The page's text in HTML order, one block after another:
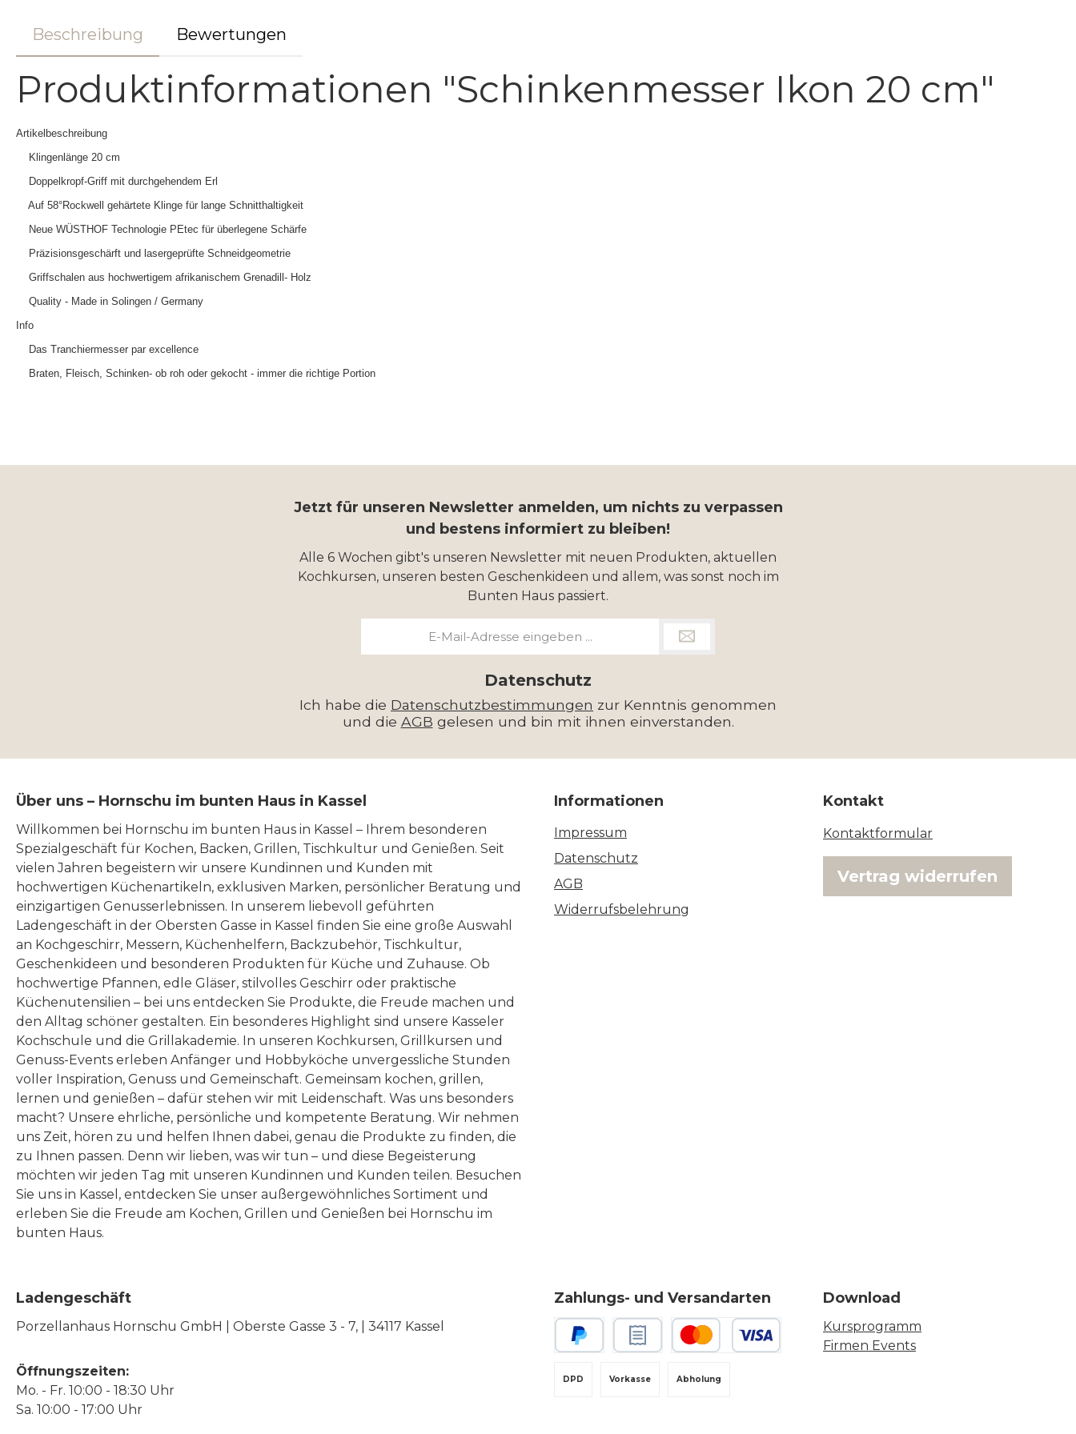
Beschreibung Bewertungen
Produktinformationen "Schinkenmesser Ikon 20 cm"
Artikelbeschreibung
Klingenlänge 20 cm
Doppelkropf-Griff mit durchgehendem Erl
Auf 58°Rockwell gehärtete Klinge für lange Schnitthaltigkeit
Neue WÜSTHOF Technologie PEtec für überlegene Schärfe
Präzisionsgeschärft und lasergeprüfte Schneidgeometrie
Griffschalen aus hochwertigem afrikanischem Grenadill- Holz
Quality - Made in Solingen / Germany
Info
Das Tranchiermesser par excellence
Braten, Fleisch, Schinken- ob roh oder gekocht - immer die richtige Portion
Jetzt für unseren Newsletter anmelden, um nichts zu verpassen
und bestens informiert zu bleiben!
Alle 6 Wochen gibt's unseren Newsletter mit neuen Produkten, aktuellen
Kochkursen, unseren besten Geschenkideen und allem, was sonst noch im
Bunten Haus passiert.
Datenschutz
Ich habe die Datenschutzbestimmungen zur Kenntnis genommen
und die AGB gelesen und bin mit ihnen einverstanden.
Über uns – Hornschu im bunten Haus in Kassel
Willkommen bei Hornschu im bunten Haus in Kassel – Ihrem besonderen
Spezialgeschäft für Kochen, Backen, Grillen, Tischkultur und Genießen. Seit
vielen Jahren begeistern wir unsere Kundinnen und Kunden mit
hochwertigen Küchenartikeln, exklusiven Marken, persönlicher Beratung und
einzigartigen Genusserlebnissen. In unserem liebevoll geführten
Ladengeschäft in der Obersten Gasse in Kassel finden Sie eine große Auswahl
an Kochgeschirr, Messern, Küchenhelfern, Backzubehör, Tischkultur,
Geschenkideen und besonderen Produkten für Küche und Zuhause. Ob
hochwertige Pfannen, edle Gläser, stilvolles Geschirr oder praktische
Küchenutensilien – bei uns entdecken Sie Produkte, die Freude machen und
den Alltag schöner gestalten. Ein besonderes Highlight sind unsere Kasseler
Kochschule und die Grillakademie. In unseren Kochkursen, Grillkursen und
Genuss-Events erleben Anfänger und Hobbyköche unvergessliche Stunden
voller Inspiration, Genuss und Gemeinschaft. Gemeinsam kochen, grillen,
lernen und genießen – dafür stehen wir mit Leidenschaft. Was uns besonders
macht? Unsere ehrliche, persönliche und kompetente Beratung. Wir nehmen
uns Zeit, hören zu und helfen Ihnen dabei, genau die Produkte zu finden, die
zu Ihnen passen. Denn wir lieben, was wir tun – und diese Begeisterung
möchten wir jeden Tag mit unseren Kundinnen und Kunden teilen. Besuchen
Sie uns in Kassel, entdecken Sie unser außergewöhnliches Sortiment und
erleben Sie die Freude am Kochen, Grillen und Genießen bei Hornschu im
bunten Haus.
Informationen
Impressum
Datenschutz
AGB
Widerrufsbelehrung
Kontakt
Kontaktformular
Vertrag widerrufen
Ladengeschäft
Porzellanhaus Hornschu GmbH | Oberste Gasse 3 - 7, | 34117 Kassel
Öffnungszeiten:
Mo. - Fr. 10:00 - 18:30 Uhr
Sa. 10:00 - 17:00 Uhr
Zahlungs- und Versandarten
Vorkasse
DPD Abholung
Download
Kursprogramm
Firmen Events